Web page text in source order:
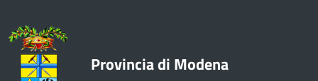
Formazione
Provincia di Modena